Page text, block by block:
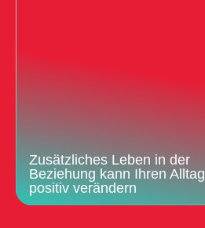
Zusätzliches Leben in der
Beziehung kann Ihren Alltag
positiv verändern